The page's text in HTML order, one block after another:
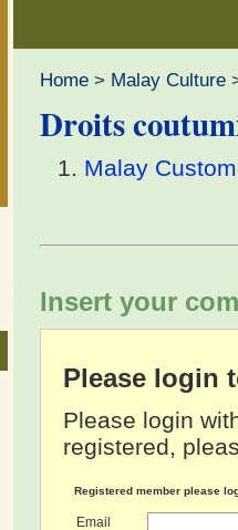
Home > Malay Culture
Droits
Malay
Insert your
Please login
Please login
registered,
Registered member please
Email